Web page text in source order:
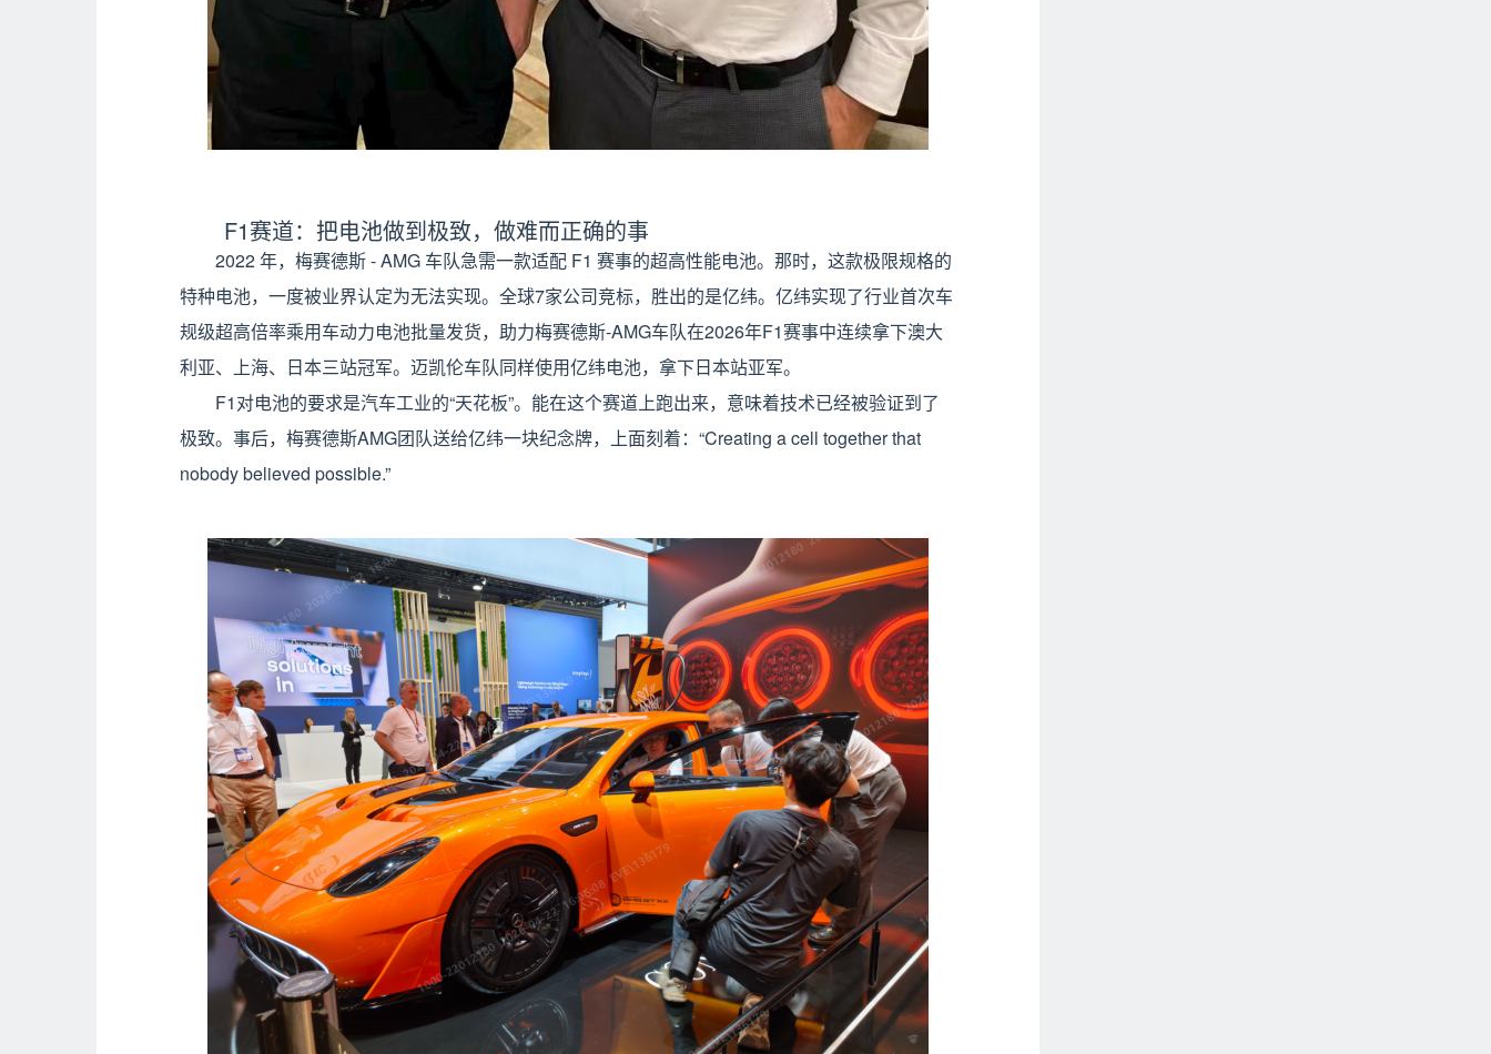
F1赛道：把电池做到极致，做难而正确的事
2022 年，梅赛德斯 - AMG 车队急需一款适配 F1 赛事的超高性能电池。那时，这款极限规格的
特种电池，一度被业界认定为无法实现。全球7家公司竞标，胜出的是亿纬。亿纬实现了行业首次车
规级超高倍率乘用车动力电池批量发货，助力梅赛德斯-AMG车队在2026年F1赛事中连续拿下澳大
利亚、上海、日本三站冠军。迈凯伦车队同样使用亿纬电池，拿下日本站亚军。
F1对电池的要求是汽车工业的“天花板”。能在这个赛道上跑出来，意味着技术已经被验证到了
极致。事后，梅赛德斯AMG团队送给亿纬一块纪念牌，上面刻着：“Creating a cell together that
nobody believed possible.”